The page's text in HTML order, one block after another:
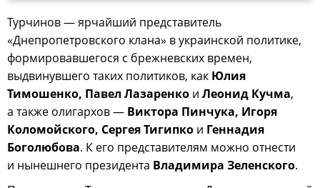
Турчинов — ярчайший представитель
«Днепропетровского клана» в украинской политике,
формировавшегося с брежневских времен,
выдвинувшего таких политиков, как Юлия
Тимошенко, Павел Лазаренко и Леонид Кучма,
а также олигархов — Виктора Пинчука, Игоря
Коломойского, Сергея Тигипко и Геннадия
Боголюбова. К его представителям можно отнести
и нынешнего президента Владимира Зеленского.